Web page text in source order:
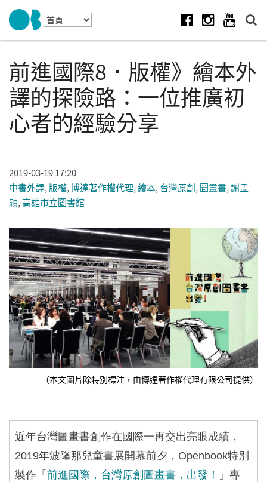
Skip to navigation
移至主內容
前進國際8．版權》繪本外
譯的探險路：一位推廣初
心者的經驗分享
2019-03-19 17:20
中書外譯, 版權,博達著作權代理,繪本, 台灣原創, 圖畫書,謝孟
穎,高雄市立圖書館
（本文圖片除特別標注，由博達著作權代理有限公司提供）
近年台灣圖畫書創作在國際一再交出亮眼成績，
2019年波隆那兒童書展開幕前夕， Openbook特別
製作「 前進國際，台灣原創圖畫書，出發！
」專